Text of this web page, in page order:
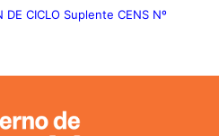
DE CICLO Suplente CENS Nº